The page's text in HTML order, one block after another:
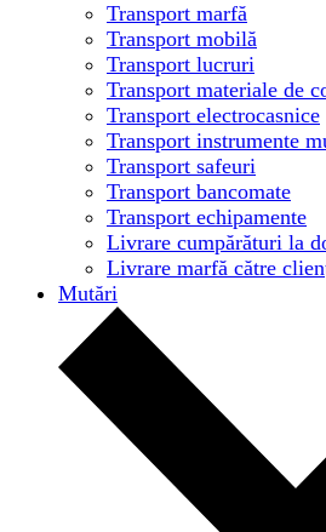
Transport marfă
Transport mobilă
Transport lucruri
Transport materiale de
Transport electrocasnice
Transport instrumente
Transport safeuri
Transport bancomate
Transport echipamente
Livrare cumpărături la
Livrare marfă către
Mutări